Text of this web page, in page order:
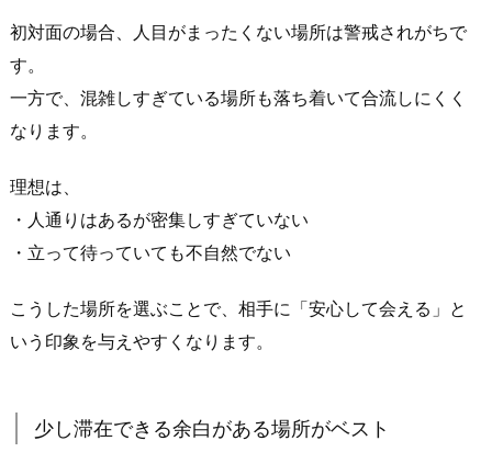
駅
ら
近
合
流
か
や
場
初対面の場合、人目がまったくない場所は警戒されがちで
す。
一方で、混雑しすぎている場所も落ち着いて合流しにくく
なります。
理想は、
・人通りはあるが密集しすぎていない
・立って待っていても不自然でない
こうした場所を選ぶことで、相手に「安心して会える」と
いう印象を与えやすくなります。
少し滞在できる余白がある場所がベスト